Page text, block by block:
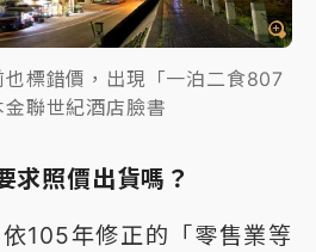
標錯價，出現「一泊二食807
聯世紀酒店臉書
求照價出貨嗎？
105年修正的「零售業等